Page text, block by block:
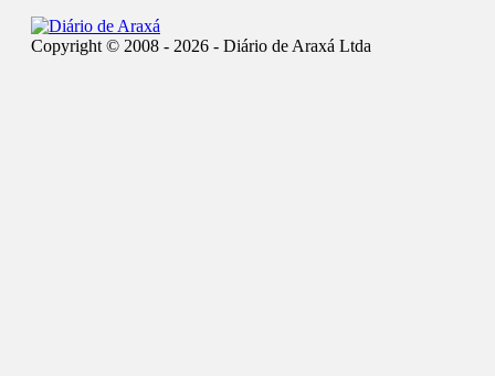
Copyright © 2008 - 2026 - Diário de Araxá Ltda